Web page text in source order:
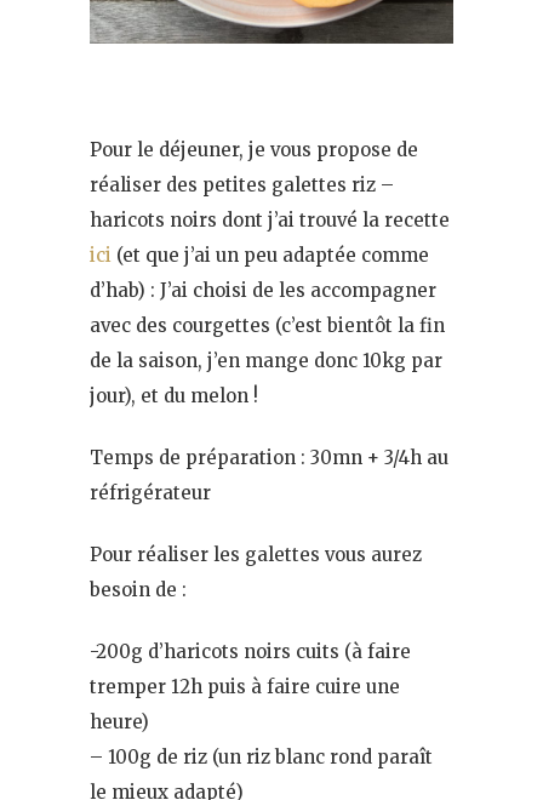
Pour le déjeuner, je vous propose de
réaliser des petites galettes riz –
haricots noirs dont j’ai trouvé la recette
ici (et que j’ai un peu adaptée comme
d’hab) : J’ai choisi de les accompagner
avec des courgettes (c’est bientôt la fin
de la saison, j’en mange donc 10kg par
jour), et du melon !
Temps de préparation : 30mn + 3/4h au
réfrigérateur
Pour réaliser les galettes vous aurez
besoin de :
-200g d’haricots noirs cuits (à faire
tremper 12h puis à faire cuire une
heure)
– 100g de riz (un riz blanc rond paraît
le mieux adapté)